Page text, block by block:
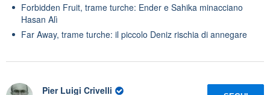
Forbidden Fruit, trame turche: Ender e Sahika minacciano
Hasan Alì
Far Away, trame turche: il piccolo Deniz rischia di annegare
Pier Luigi Crivelli